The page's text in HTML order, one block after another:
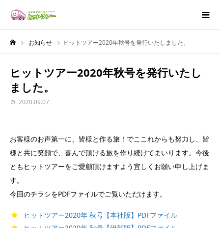
お知らせ ヒットツアー2020年秋号を発行いたしました。
ヒットツアー2020年秋号を発行いたし
ました。
2020.09.07
お客様のお声第一に、皆様と作る旅！でここれからも努力し、皆
様と共に笑顔で、喜んで頂ける旅を作り続けてまいります。今後
ともヒットツアーをご愛顧頂けますよう宜しくお願い申し上げま
す。
今回のチラシをPDFファイルでご覧いただけます。
ヒットツアー2020年 秋号【本社版】PDFファイル